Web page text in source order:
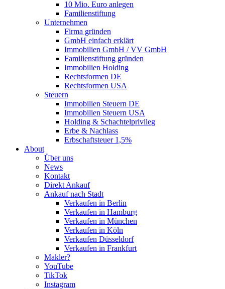
10 Mio. Euro anlegen
Familienstiftung
Unternehmen
Firma gründen
GmbH einfach erklärt
Immobilien GmbH / VV GmbH
Familienstiftung gründen
Immobilien Holding
Rechtsformen DE
Rechtsformen USA
Steuern
Immobilien Steuern DE
Immobilien Steuern USA
Holding & Schachtelprivileg
Erbe & Nachlass
Erbschaftsteuer 1,5%
About
Über uns
News
Kontakt
Direkt Ankauf
Ankauf nach Stadt
Verkaufen in Berlin
Verkaufen in Hamburg
Verkaufen in München
Verkaufen in Köln
Verkaufen Düsseldorf
Verkaufen in Frankfurt
Makler?
YouTube
TikTok
Instagram